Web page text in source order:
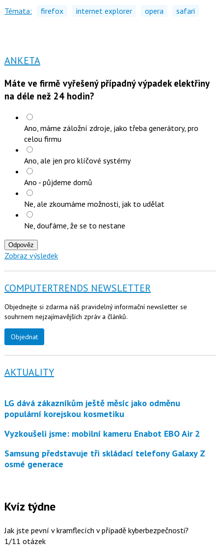
Témata: firefox internet explorer opera safari
ANKETA
Máte ve firmě vyřešený případný výpadek elektřiny
na déle než 24 hodin?
Ano, máme záložní zdroje, jako třeba generátory, pro
celou firmu
Ano, ale jen pro klíčové systémy
Ano - půjdeme domů
Ne, ale zkoumáme možnosti, jak to udělat
Ne, doufáme, že se to nestane
Odpověz
Zobraz výsledek
COMPUTERTRENDS NEWSLETTER
Objednejte si zdarma náš pravidelný informační newsletter se
souhrnem nejzajímavějších zpráv a článků.
Objednat
AKTUALITY
LG dává zákazníkům ještě měsíc jako odměnu
populární korejskou kosmetiku
Vyzkoušeli jsme: mobilní kameru Enabot EBO Air 2
Samsung představuje tři skládací telefony Galaxy Z
osmé generace
Kvíz týdne
Jak jste pevní v kramflecích v případě kyberbezpečnosti?
1/11 otázek